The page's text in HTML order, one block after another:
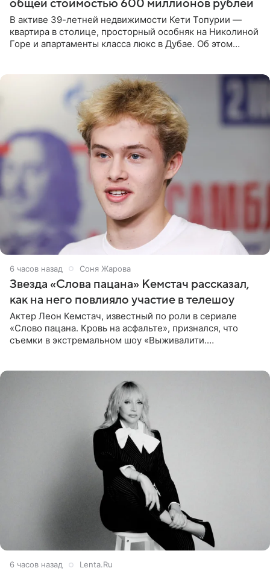
общей стоимостью 600 миллионов рублей
В активе 39-летней недвижимости Кети Топурии —
квартира в столице, просторный особняк на Николиной
Горе и апартаменты класса люкс в Дубае. Об этом
6 часов назад Соня Жарова
Звезда «Слова пацана» Кемстач рассказал,
как на него повлияло участие в телешоу
Актер Леон Кемстач, известный по роли в сериале
«Слово пацана. Кровь на асфальте», признался, что
съемки в экстремальном шоу «Выживалити.
6 часов назад Lenta.Ru